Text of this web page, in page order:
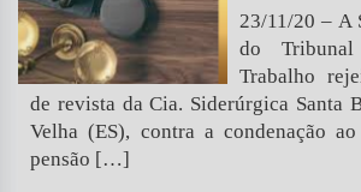
23/11/20 – A
do
Trabalho
de revista da Cia. Siderúrgica Santa
Velha (ES), contra a condenação
pensão […]